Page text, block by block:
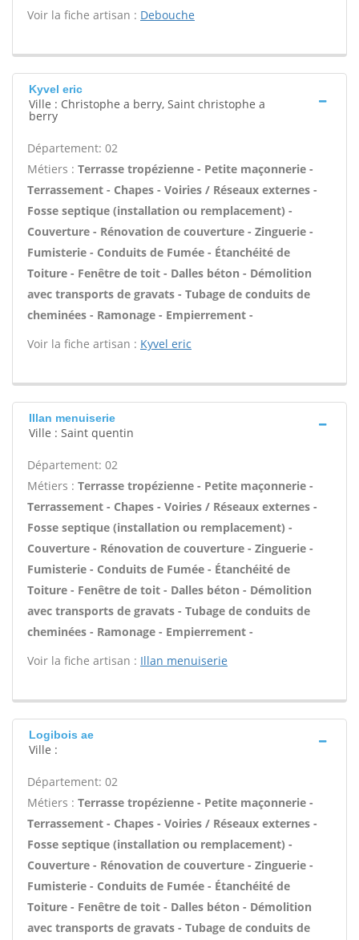
Voir la fiche artisan : Debouche
Kyvel eric
Ville : Christophe a berry, Saint christophe a
berry
Département: 02
Métiers : Terrasse tropézienne - Petite maçonnerie -
Terrassement - Chapes - Voiries / Réseaux externes -
Fosse septique (installation ou remplacement) -
Couverture - Rénovation de couverture - Zinguerie -
Fumisterie - Conduits de Fumée - Étanchéité de
Toiture - Fenêtre de toit - Dalles béton - Démolition
avec transports de gravats - Tubage de conduits de
cheminées - Ramonage - Empierrement -
Voir la fiche artisan : Kyvel eric
Illan menuiserie
Ville : Saint quentin
Département: 02
Métiers : Terrasse tropézienne - Petite maçonnerie -
Terrassement - Chapes - Voiries / Réseaux externes -
Fosse septique (installation ou remplacement) -
Couverture - Rénovation de couverture - Zinguerie -
Fumisterie - Conduits de Fumée - Étanchéité de
Toiture - Fenêtre de toit - Dalles béton - Démolition
avec transports de gravats - Tubage de conduits de
cheminées - Ramonage - Empierrement -
Voir la fiche artisan : Illan menuiserie
Logibois ae
Ville :
Département: 02
Métiers : Terrasse tropézienne - Petite maçonnerie -
Terrassement - Chapes - Voiries / Réseaux externes -
Fosse septique (installation ou remplacement) -
Couverture - Rénovation de couverture - Zinguerie -
Fumisterie - Conduits de Fumée - Étanchéité de
Toiture - Fenêtre de toit - Dalles béton - Démolition
avec transports de gravats - Tubage de conduits de